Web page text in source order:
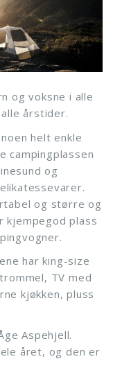
og voksne i alle
årstider.
helt enkle
campingplassen
og
og større og
kjempegod plass
har king-size
TV med
kjøkken, pluss
Aspehjell.
året, og den er